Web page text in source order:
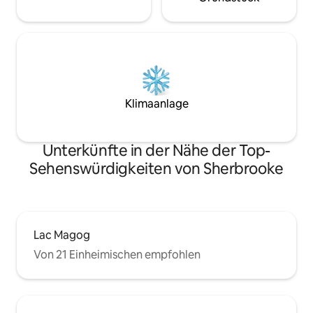
Klimaanlage
Unterkünfte in der Nähe der Top-
Sehenswürdigkeiten von Sherbrooke
Lac Magog
Von 21 Einheimischen empfohlen